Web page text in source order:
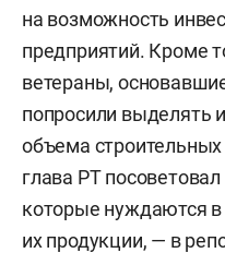
на возможность
предприятий. Кроме
ветераны,
попросили выделять
объема
глава РТ
которые нуждаются
их продукции, — в